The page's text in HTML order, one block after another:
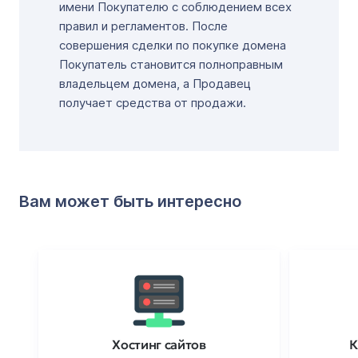
имени Покупателю с соблюдением всех
правил и регламентов. После
совершения сделки по покупке домена
Покупатель становится полноправным
владельцем домена, а Продавец
получает средства от продажи.
Вам может быть интересно
Хостинг сайтов